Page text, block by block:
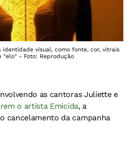
identidade visual, como fonte, cor, vitrais
"elo" - Foto: Reprodução
as cantoras Juliette e
o artista Emicida, a
cancelamento da campanha